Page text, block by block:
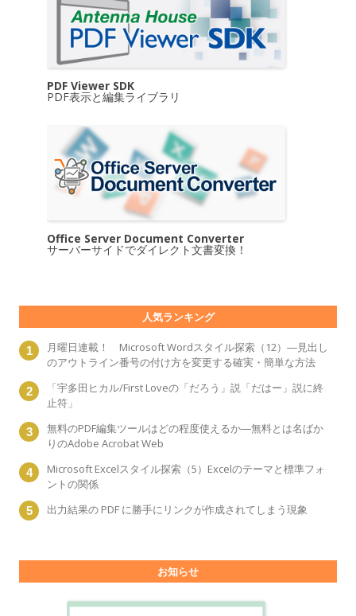
PDF Viewer SDK
PDF表示と編集ライブラリ
Office Server Document Converter
サーバーサイドでダイレクト文書変換！
人気ランキング
月曜日連載！ Microsoft Wordスタイル探索（12）―見出し
のアウトライン番号の付け方を変更する確実・簡単な方法
「宇多田ヒカル/First Loveの「だろう」説「だはー」説に終
止符」
無料のPDF編集ツールはどの程度使えるか―無料とは名ばか
りのAdobe Acrobat Web
Microsoft Excelスタイル探索（5）Excelのテーマと標準フォ
ントの関係
出力結果の PDF に勝手にリンクが作成されてしまう現象
お知らせ